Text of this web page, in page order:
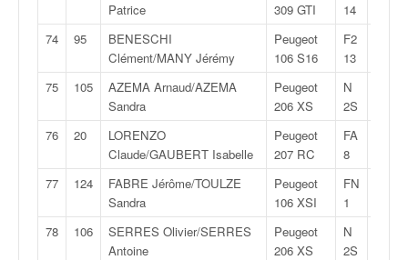
Patrice
309 GTI
14
74 95
BENESCHI
Clément/MANY Jérémy
Peugeot
106 S16
F2
13
75 105
AZEMA Arnaud/AZEMA
Sandra
Peugeot
206 XS
N
2S
76 20
LORENZO
Claude/GAUBERT Isabelle
Peugeot
207 RC
FA
8
77 124
FABRE Jérôme/TOULZE
Sandra
Peugeot
106 XSI
FN
1
78 106
SERRES Olivier/SERRES
Antoine
Peugeot
206 XS
N
2S